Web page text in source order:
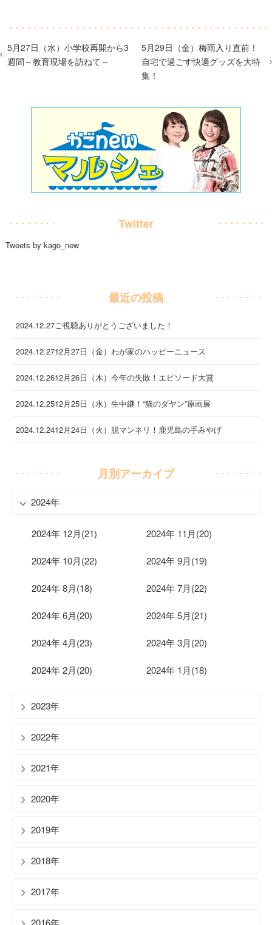
5月27日（水）小学校再開から3
週間～教育現場を訪ねて～
5月29日（金）梅雨入り直前！
自宅で過ごす快適グッズを大特
集！
Twitter
Tweets by kago_new
最近の投稿
2024.12.27ご視聴ありがとうございました！
2024.12.2712月27日（金）わが家のハッピーニュース
2024.12.2612月26日（木）今年の失敗！エピソード大賞
2024.12.2512月25日（水）生中継！“猫のダヤン”原画展
2024.12.2412月24日（火）脱マンネリ！鹿児島の手みやげ
月別アーカイブ
2024年
2024年 12月(21) 2024年 11月(20)
2024年 10月(22) 2024年 9月(19)
2024年 8月(18) 2024年 7月(22)
2024年 6月(20) 2024年 5月(21)
2024年 4月(23) 2024年 3月(20)
2024年 2月(20) 2024年 1月(18)
2023年
2022年
2021年
2020年
2019年
2018年
2017年
2016年